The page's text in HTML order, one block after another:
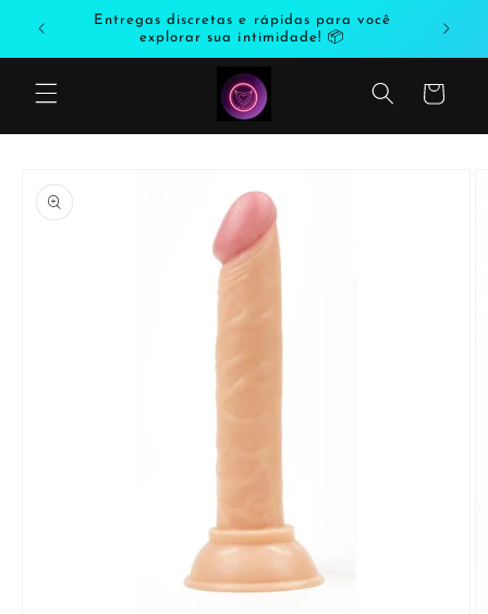
para o
Entregas discretas e rápidas para você
explorar sua intimidade! 📦
Carrinho
informação
do produto